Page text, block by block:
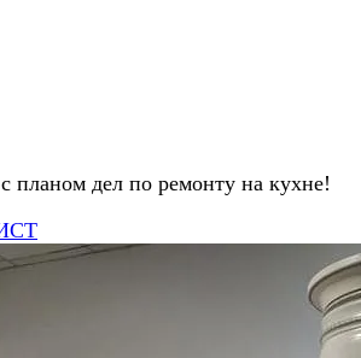
планом дел по ремонту на кухне!